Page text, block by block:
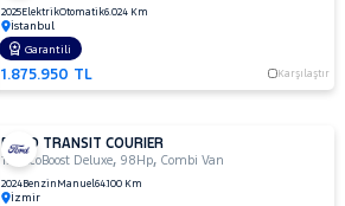
2025ElektrikOtomatik6.024 Km
İstanbul
1.875.950 TL Karşılaştır
Garantili
FORD TRANSIT COURIER
1.0 EcoBoost Deluxe,98Hp,Combi Van
2024Benzin Manuel64.100 Km
İzmir